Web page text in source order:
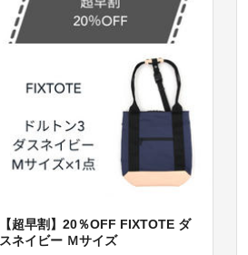
【超早割】20％OFF FIXTOTE ダ
スネイビー Ｍサイズ